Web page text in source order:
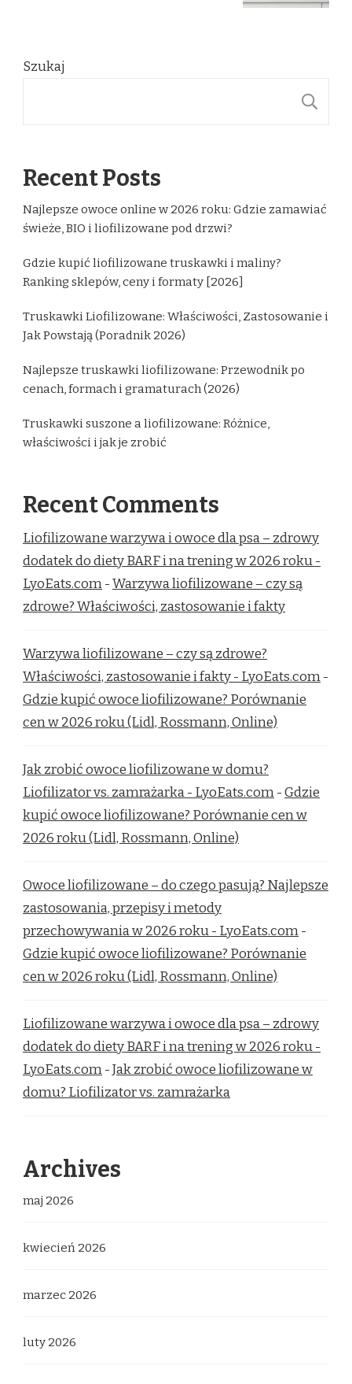
Szukaj
Recent Posts
Najlepsze owoce online w 2026 roku: Gdzie zamawiać
świeże, BIO i liofilizowane pod drzwi?
Gdzie kupić liofilizowane truskawki i maliny?
Ranking sklepów, ceny i formaty [2026]
Truskawki Liofilizowane: Właściwości, Zastosowanie i
Jak Powstają (Poradnik 2026)
Najlepsze truskawki liofilizowane: Przewodnik po
cenach, formach i gramaturach (2026)
Truskawki suszone a liofilizowane: Różnice,
właściwości i jak je zrobić
Recent Comments
Liofilizowane warzywa i owoce dla psa – zdrowy
dodatek do diety BARF i na trening w 2026 roku -
LyoEats.com-Warzywa liofilizowane – czy są
zdrowe? Właściwości, zastosowanie i fakty
Warzywa liofilizowane – czy są zdrowe?
Właściwości, zastosowanie i fakty - LyoEats.com-
Gdzie kupić owoce liofilizowane? Porównanie
cen w 2026 roku (Lidl, Rossmann, Online)
Jak zrobić owoce liofilizowane w domu?
Liofilizator vs. zamrażarka - LyoEats.com-Gdzie
kupić owoce liofilizowane? Porównanie cen w
2026 roku (Lidl, Rossmann, Online)
Owoce liofilizowane – do czego pasują? Najlepsze
zastosowania, przepisy i metody
przechowywania w 2026 roku - LyoEats.com-
Gdzie kupić owoce liofilizowane? Porównanie
cen w 2026 roku (Lidl, Rossmann, Online)
Liofilizowane warzywa i owoce dla psa – zdrowy
dodatek do diety BARF i na trening w 2026 roku -
LyoEats.com-Jak zrobić owoce liofilizowane w
domu? Liofilizator vs. zamrażarka
Archives
maj 2026
kwiecień 2026
marzec 2026
luty 2026